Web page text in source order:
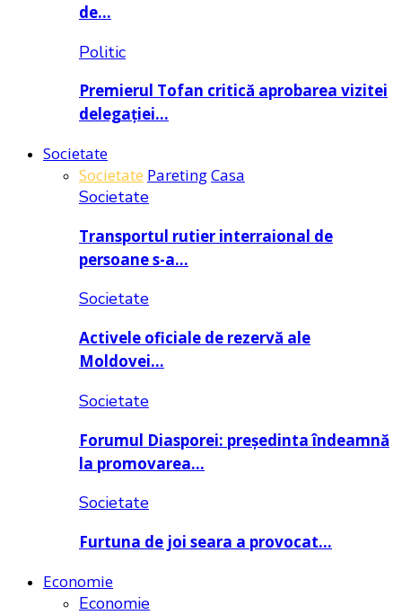
de…
Politic
Premierul Tofan critică aprobarea vizitei
delegației…
Societate
Societate ParetingCasa
Societate
Transportul rutier interraional de
persoane s-a…
Societate
Activele oficiale de rezervă ale
Moldovei…
Societate
Forumul Diasporei: președinta îndeamnă
la promovarea…
Societate
Furtuna de joi seara a provocat…
Economie
Economie